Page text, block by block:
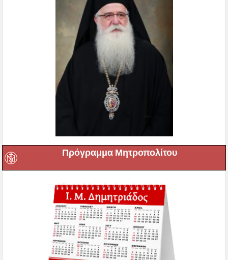
Πρόγραμμα Μητροπολίτου